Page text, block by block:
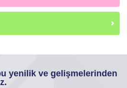
yenilik ve gelişmelerinden